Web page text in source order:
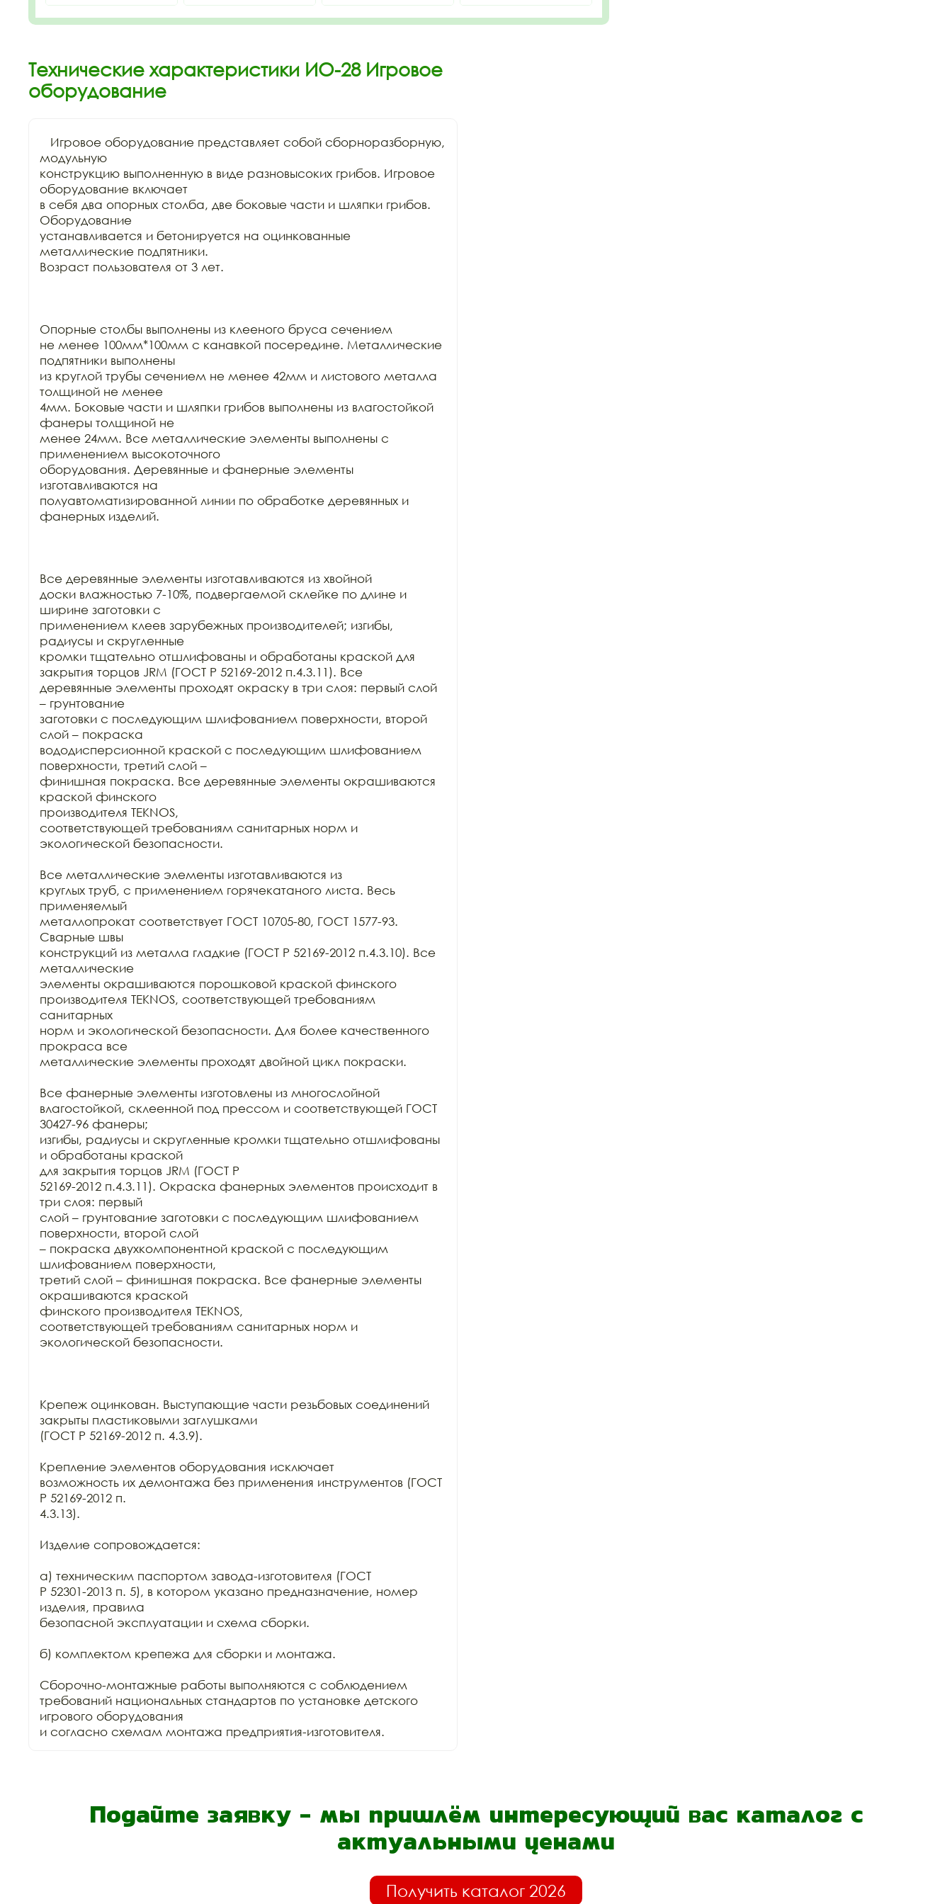
Технические характеристики ИО-28 Игровое
оборудование
Игровое оборудование представляет собой сборноразборную,
модульную
конструкцию выполненную в виде разновысоких грибов. Игровое
оборудование включает
в себя два опорных столба, две боковые части и шляпки грибов.
Оборудование
устанавливается и бетонируется на оцинкованные
металлические подпятники.
Возраст пользователя от 3 лет.
Опорные столбы выполнены из клееного бруса сечением
не менее 100мм*100мм с канавкой посередине. Металлические
подпятники выполнены
из круглой трубы сечением не менее 42мм и листового металла
толщиной не менее
4мм. Боковые части и шляпки грибов выполнены из влагостойкой
фанеры толщиной не
менее 24мм. Все металлические элементы выполнены с
применением высокоточного
оборудования. Деревянные и фанерные элементы
изготавливаются на
полуавтоматизированной линии по обработке деревянных и
фанерных изделий.
Все деревянные элементы изготавливаются из хвойной
доски влажностью 7-10%, подвергаемой склейке по длине и
ширине заготовки с
применением клеев зарубежных производителей; изгибы,
радиусы и скругленные
кромки тщательно отшлифованы и обработаны краской для
закрытия торцов JRM (ГОСТ Р 52169-2012 п.4.3.11). Все
деревянные элементы проходят окраску в три слоя: первый слой
– грунтование
заготовки с последующим шлифованием поверхности, второй
слой – покраска
вододисперсионной краской с последующим шлифованием
поверхности, третий слой –
финишная покраска. Все деревянные элементы окрашиваются
краской финского
производителя TEKNOS,
соответствующей требованиям санитарных норм и
экологической безопасности.
Все металлические элементы изготавливаются из
круглых труб, с применением горячекатаного листа. Весь
применяемый
металлопрокат соответствует ГОСТ 10705-80, ГОСТ 1577-93.
Сварные швы
конструкций из металла гладкие (ГОСТ Р 52169-2012 п.4.3.10). Все
металлические
элементы окрашиваются порошковой краской финского
производителя TEKNOS, соответствующей требованиям
санитарных
норм и экологической безопасности. Для более качественного
прокраса все
металлические элементы проходят двойной цикл покраски.
Все фанерные элементы изготовлены из многослойной
влагостойкой, склеенной под прессом и соответствующей ГОСТ
30427-96 фанеры;
изгибы, радиусы и скругленные кромки тщательно отшлифованы
и обработаны краской
для закрытия торцов JRM (ГОСТ Р
52169-2012 п.4.3.11). Окраска фанерных элементов происходит в
три слоя: первый
слой – грунтование заготовки с последующим шлифованием
поверхности, второй слой
– покраска двухкомпонентной краской с последующим
шлифованием поверхности,
третий слой – финишная покраска. Все фанерные элементы
окрашиваются краской
финского производителя TEKNOS,
соответствующей требованиям санитарных норм и
экологической безопасности.
Крепеж оцинкован. Выступающие части резьбовых соединений
закрыты пластиковыми заглушками
(ГОСТ Р 52169-2012 п. 4.3.9).
Крепление элементов оборудования исключает
возможность их демонтажа без применения инструментов (ГОСТ
Р 52169-2012 п.
4.3.13).
Изделие сопровождается:
а) техническим паспортом завода-изготовителя (ГОСТ
Р 52301-2013 п. 5), в котором указано предназначение, номер
изделия, правила
безопасной эксплуатации и схема сборки.
б) комплектом крепежа для сборки и монтажа.
Сборочно-монтажные работы выполняются с соблюдением
требований национальных стандартов по установке детского
игрового оборудования
и согласно схемам монтажа предприятия-изготовителя.
Подайте заявку - мы пришлём интересующий вас каталог с
актуальными ценами
Получить каталог 2026